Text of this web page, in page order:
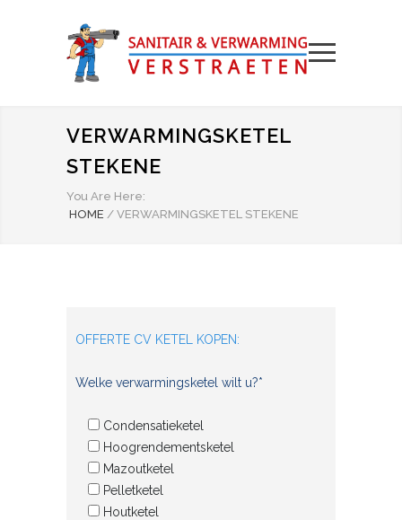
VERWARMINGSKETEL
STEKENE
You Are Here:
HOME / VERWARMINGSKETEL STEKENE
OFFERTE CV KETEL KOPEN:
Welke verwarmingsketel wilt u?*
Condensatieketel
Hoogrendementsketel
Mazoutketel
Pelletketel
Houtketel